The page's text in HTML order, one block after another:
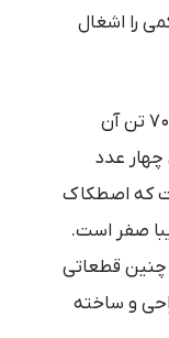
را اشغال
سازه تلسکوپ ۹۰ تن وزن دارد که ۷۰ تن آن
عدد
که اصطکاک
صفر است.
چنین قطعاتی
و ساخته